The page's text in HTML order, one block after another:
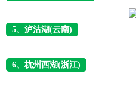
5、泸沽湖(云南)
6、杭州西湖(浙江)